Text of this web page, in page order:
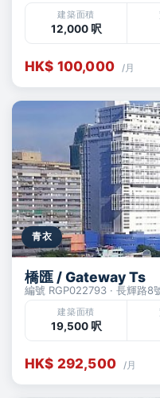
建築面積
12,000 呎
HK$ 100,000 /月
青衣
橋匯 / Gateway Ts
編號 RGP022793 · 長輝路8
建築面積
19,500 呎
HK$ 292,500 /月